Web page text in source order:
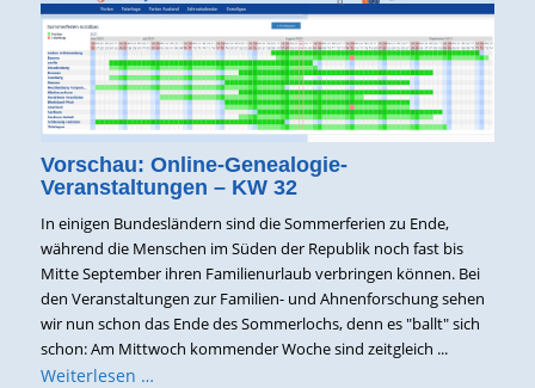
Vorschau: Online-Genealogie-
Veranstaltungen – KW 32
In einigen Bundesländern sind die Sommerferien zu Ende,
während die Menschen im Süden der Republik noch fast bis
Mitte September ihren Familienurlaub verbringen können. Bei
den Veranstaltungen zur Familien- und Ahnenforschung sehen
wir nun schon das Ende des Sommerlochs, denn es "ballt" sich
schon: Am Mittwoch kommender Woche sind zeitgleich ...
Weiterlesen …